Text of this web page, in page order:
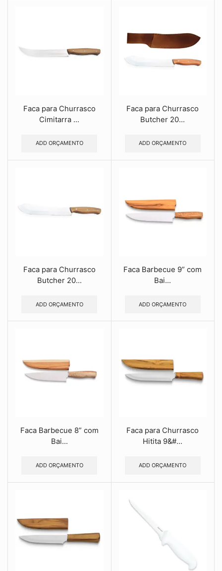
Faca para Churrasco
Cimitarra ...
ADD ORÇAMENTO
Faca para Churrasco
Butcher 20...
ADD ORÇAMENTO
Faca para Churrasco
Butcher 20...
ADD ORÇAMENTO
Faca Barbecue 9” com
Bai...
ADD ORÇAMENTO
Faca Barbecue 8” com
Bai...
ADD ORÇAMENTO
Faca para Churrasco
Hitita 9&#...
ADD ORÇAMENTO